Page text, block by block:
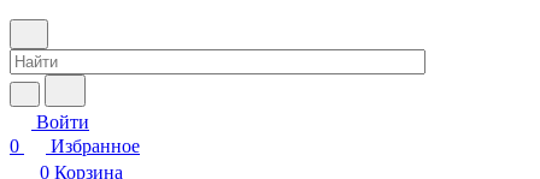
Войти
0
Избранное
0 Корзина